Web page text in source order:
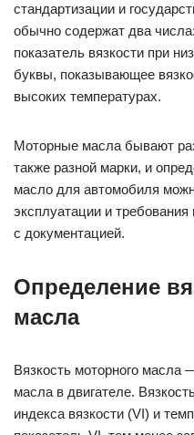
стандартизации и
обычно содержат два
показатель вязкости при
буквы, показывающее
высоких температурах.
Моторные масла бывают
также разной марки, и
масло для автомобиля
эксплуатации и требования
с документацией.
Определение
масла
Вязкость моторного масла
масла в двигателе.
индекса вязкости (VI) и